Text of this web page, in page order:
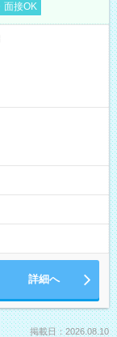
面接OK
詳細へ
掲載日：2026.08.10